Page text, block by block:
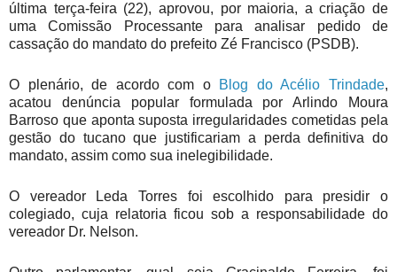
última terça-feira (22), aprovou, por maioria, a criação de
uma Comissão Processante para analisar pedido de
cassação do mandato do prefeito Zé Francisco (PSDB).
O plenário, de acordo com o Blog do Acélio Trindade,
acatou denúncia popular formulada por Arlindo Moura
Barroso que aponta suposta irregularidades cometidas pela
gestão do tucano que justificariam a perda definitiva do
mandato, assim como sua inelegibilidade.
O vereador Leda Torres foi escolhido para presidir o
colegiado, cuja relatoria ficou sob a responsabilidade do
vereador Dr. Nelson.